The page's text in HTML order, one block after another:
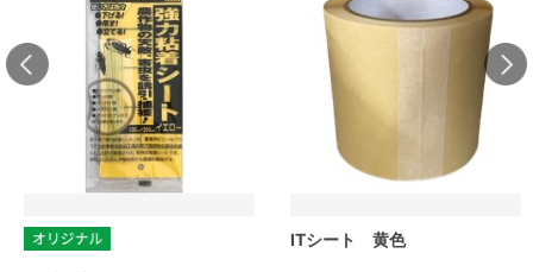
ITシート 黄色